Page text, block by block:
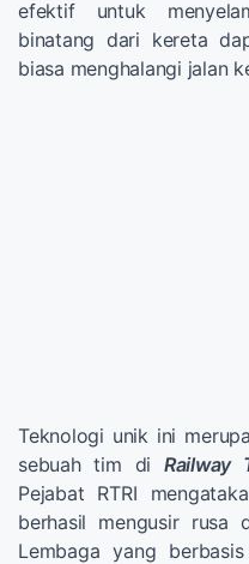
efektif untuk
binatang dari kereta
biasa menghalangi jalan
Teknologi unik ini
sebuah tim di Railway
Pejabat RTRI
berhasil mengusir rusa
Lembaga yang